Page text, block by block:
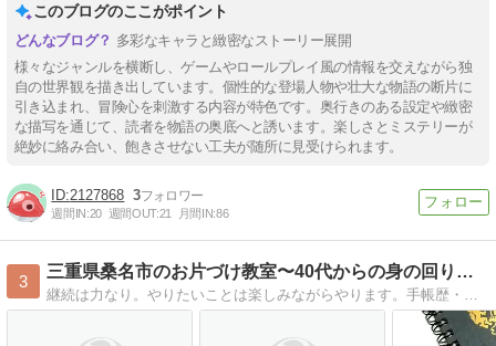
このブログのここがポイント
多彩なキャラと緻密なストーリー展開
様々なジャンルを横断し、ゲームやロールプレイ風の情報を交えながら独
自の世界観を描き出しています。個性的な登場人物や壮大な物語の断片に
引き込まれ、冒険心を刺激する内容が特色です。奥行きのある設定や緻密
な描写を通じて、読者を物語の奥底へと誘います。楽しさとミステリーが
絶妙に絡み合い、飽きさせない工夫が随所に見受けられます。
2127868 3
週間IN:20 週間OUT:21 月間IN:86
3
三重県桑名市のお片づけ教室〜40代からの身の回り整理塾